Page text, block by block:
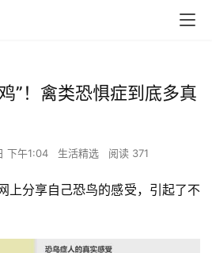
”！禽类恐惧症到底多真
下午1:04 生活精选 阅读 371
上分享自己恐鸟的感受，引起了不